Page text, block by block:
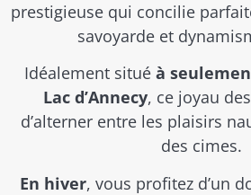
prestigieuse qui concilie
savoyarde et
Idéalement situé à
Lac d’Annecy, ce joyau
d’alterner entre les plaisirs
des cimes.
En hiver, vous profitez d’un